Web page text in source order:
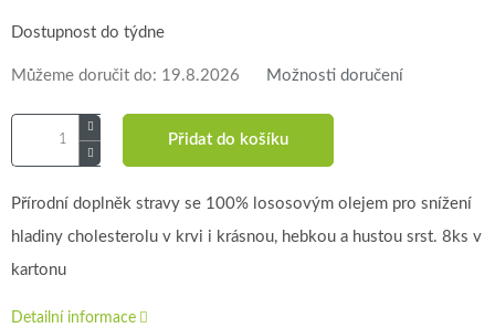
Dostupnost do týdne
Můžeme doručit do: 19.8.2026 Možnosti doručení
Přidat do košíku
Přírodní doplněk stravy se 100% lososovým olejem pro snížení
hladiny cholesterolu v krvi i krásnou, hebkou a hustou srst. 8ks v
kartonu
Detailní informace